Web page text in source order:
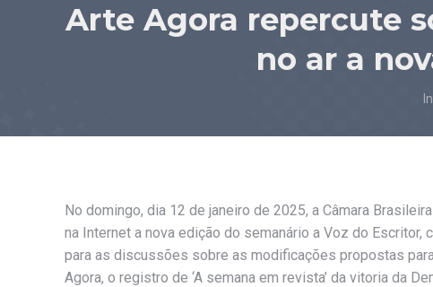
Arte Agora repercute
no ar a
No domingo, dia 12 de janeiro de 2025, a Câmara
na Internet a nova edição do semanário a Voz do
para as discussões sobre as modificações propostas
Agora, o registro de ‘A semana em revista’ da vitoria da